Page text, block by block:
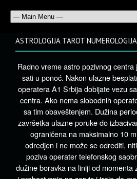
ASTROLOGIJA TAROT
Radno vreme astro pozivnog
sati u ponoć. Nakon ulazne
operatera A1 Srbija dobijate vezu
centra. Ako nema slobodnih
sa tim obaveštenjem. Dužina
završetka ulazne poruke do
ograničena na maksimalno 10
odredjen i ne može se odrediti,
poziva operater telefonskog
dužine boravka na liniji od momenta